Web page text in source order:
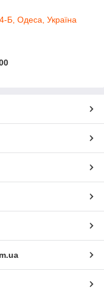
Б, Одеса, Україна